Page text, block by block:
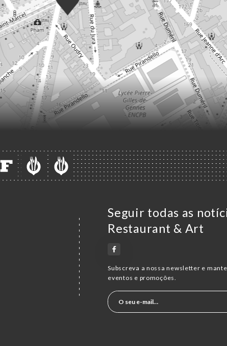
Seguir todas as
Restaurant & Art
Subscreva a nossa newsletter e
eventos e promoções.